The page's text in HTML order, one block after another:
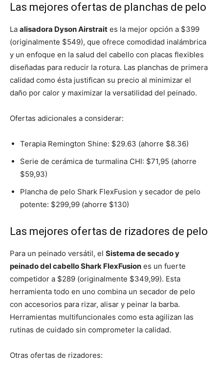
Las mejores ofertas de planchas de pelo
La alisadora Dyson Airstrait es la mejor opción a $399
(originalmente $549), que ofrece comodidad inalámbrica
y un enfoque en la salud del cabello con placas flexibles
diseñadas para reducir la rotura. Las planchas de primera
calidad como ésta justifican su precio al minimizar el
daño por calor y maximizar la versatilidad del peinado.
Ofertas adicionales a considerar:
Terapia Remington Shine: $29.63 (ahorre $8.36)
Serie de cerámica de turmalina CHI: $71,95 (ahorre
$59,93)
Plancha de pelo Shark FlexFusion y secador de pelo
potente: $299,99 (ahorre $130)
Las mejores ofertas de rizadores de pelo
Para un peinado versátil, el Sistema de secado y
peinado del cabello Shark FlexFusion es un fuerte
competidor a $289 (originalmente $349,99). Esta
herramienta todo en uno combina un secador de pelo
con accesorios para rizar, alisar y peinar la barba.
Herramientas multifuncionales como esta agilizan las
rutinas de cuidado sin comprometer la calidad.
Otras ofertas de rizadores: